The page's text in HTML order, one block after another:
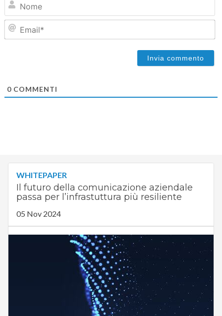
0COMMENTI
WHITEPAPER
Il futuro della comunicazione aziendale
passa per l’infrastuttura più resiliente
05 Nov 2024